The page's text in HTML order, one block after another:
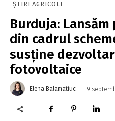
ȘTIRI AGRICOLE
Burduja:
din cadrul
susţine
fotovoltaice
Elena Balamatiuc 9